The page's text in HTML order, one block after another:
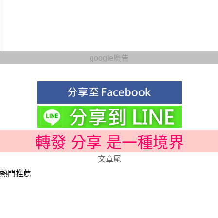
google廣告
轉發 分享 是一種境界
文章尾
熱門推薦